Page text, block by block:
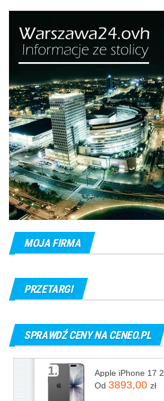
MOJA FIRMA
PRZETARGI
SPRAWDŹ CENY NA CENEO.PL
1.
Od 3893,00 zł